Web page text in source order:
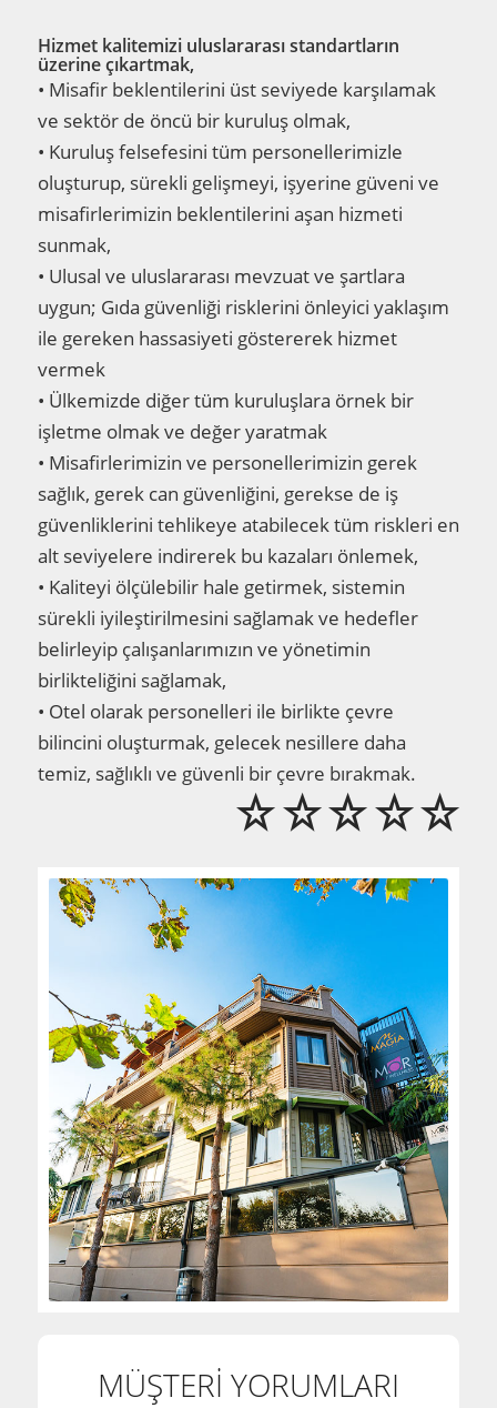
Hizmet kalitemizi uluslararası standartların
üzerine çıkartmak,
• Misafir beklentilerini üst seviyede karşılamak
ve sektör de öncü bir kuruluş olmak,
• Kuruluş felsefesini tüm personellerimizle
oluşturup, sürekli gelişmeyi, işyerine güveni ve
misafirlerimizin beklentilerini aşan hizmeti
sunmak,
• Ulusal ve uluslararası mevzuat ve şartlara
uygun; Gıda güvenliği risklerini önleyici yaklaşım
ile gereken hassasiyeti göstererek hizmet
vermek
• Ülkemizde diğer tüm kuruluşlara örnek bir
işletme olmak ve değer yaratmak
• Misafirlerimizin ve personellerimizin gerek
sağlık, gerek can güvenliğini, gerekse de iş
güvenliklerini tehlikeye atabilecek tüm riskleri en
alt seviyelere indirerek bu kazaları önlemek,
• Kaliteyi ölçülebilir hale getirmek, sistemin
sürekli iyileştirilmesini sağlamak ve hedefler
belirleyip çalışanlarımızın ve yönetimin
birlikteliğini sağlamak,
• Otel olarak personelleri ile birlikte çevre
bilincini oluşturmak, gelecek nesillere daha
temiz, sağlıklı ve güvenli bir çevre bırakmak.
MÜŞTERİ YORUMLARI